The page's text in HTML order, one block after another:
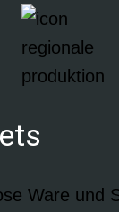
Ware und